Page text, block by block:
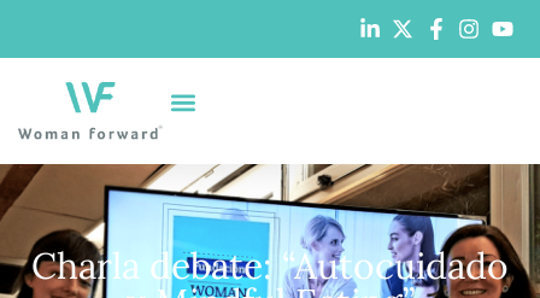
Charla debate: “Autocuidado